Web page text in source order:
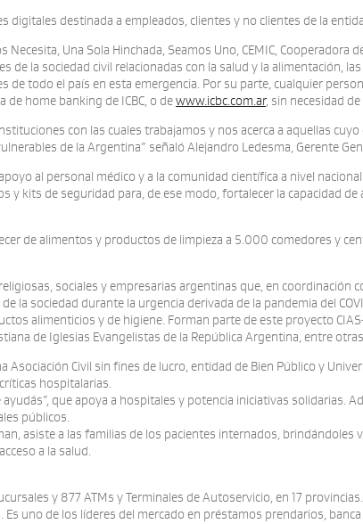
digitales destinada a empleados, clientes y no clientes de la
Una Sola Hinchada, Seamos Uno, CEMIC, Cooperadora
de la sociedad civil relacionadas con la salud y la alimentación,
todo el país en esta emergencia. Por su parte, cualquier
home banking de ICBC, o de www.icbc.com.ar, sin necesidad
con las cuales trabajamos y nos acerca a aquellas
de la Argentina” señaló Alejandro Ledesma, Gerente
al personal médico y a la comunidad científica a nivel
kits de seguridad para, de ese modo, fortalecer la capacidad
de alimentos y productos de limpieza a 5.000 comedores y
sociales y empresarias argentinas que, en coordinación
sociedad durante la urgencia derivada de la pandemia del
alimenticios y de higiene. Forman parte de este proyecto
de Iglesias Evangelistas de la República Argentina, entre otras.
Asociación Civil sin fines de lucro, entidad de Bien Público y
hospitalarias.
que apoya a hospitales y potencia iniciativas solidarias.
públicos.
asiste a las familias de los pacientes internados, brindándoles
a la salud.
y 877 ATMs y Terminales de Autoservicio, en 17
uno de los líderes del mercado en préstamos prendarios,